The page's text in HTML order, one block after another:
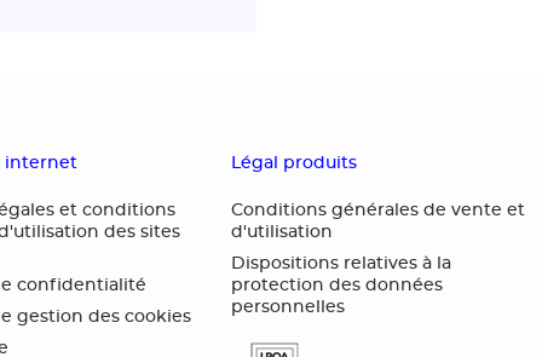
internet
et conditions
des sites
confidentialité
gestion des cookies
Légal produits
Conditions générales de vente et
d'utilisation
Dispositions relatives à la
protection des données
personnelles